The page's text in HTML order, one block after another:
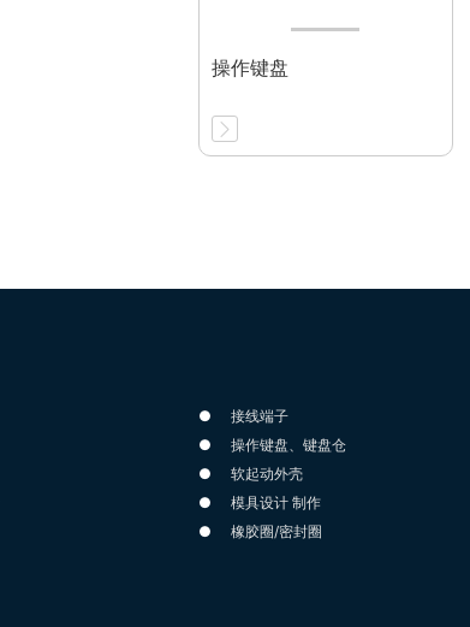
操作键盘
接线端子
操作键盘、键盘仓
软起动外壳
模具设计 制作
橡胶圈/密封圈